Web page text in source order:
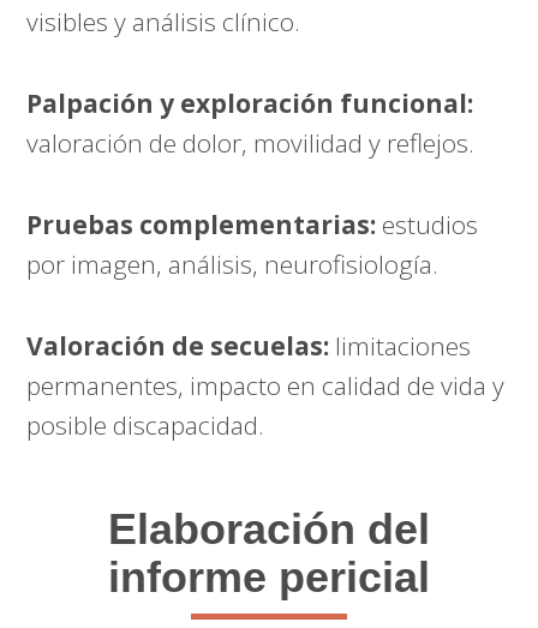
visibles y análisis clínico.
Palpación y exploración funcional:
valoración de dolor, movilidad y reflejos.
Pruebas complementarias: estudios
por imagen, análisis, neurofisiología.
Valoración de secuelas: limitaciones
permanentes, impacto en calidad de vida y
posible discapacidad.
Elaboración del
informe pericial